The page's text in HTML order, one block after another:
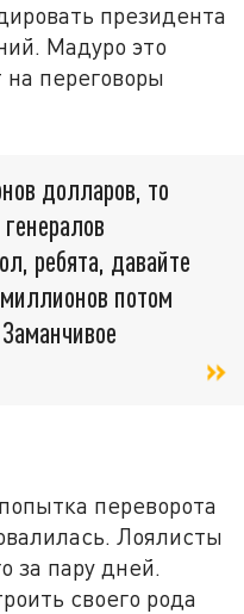
президента
Мадуро это
переговоры
долларов, то
ребята, давайте
потом
переворота
Лоялисты
за пару дней.
своего рода